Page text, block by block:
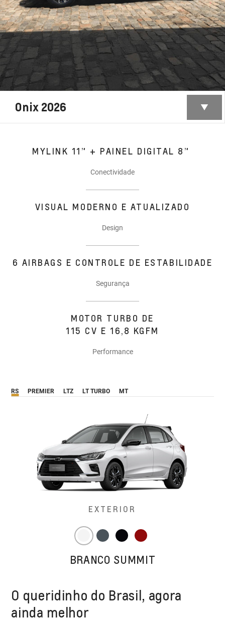
Onix 2026
MYLINK 11” + PAINEL DIGITAL 8”
Conectividade
VISUAL MODERNO E ATUALIZADO
Design
6 AIRBAGS E CONTROLE DE ESTABILIDADE
Segurança
MOTOR TURBO DE
115 CV E 16,8 KGFM
Performance
RS PREMIER LTZ LT TURBO MT
EXTERIOR
BRANCO SUMMIT
O queridinho do Brasil, agora
ainda melhor